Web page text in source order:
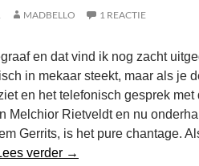
MADBELLO 1 REACTIE
en dat vind ik nog zacht
in mekaar steekt, maar als je
en het telefonisch gesprek met
Melchior Rietveldt en nu
Gerrits, is het pure chantage.
verder Buma/Stemra
→